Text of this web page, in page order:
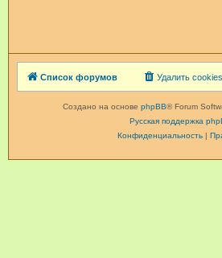
Список форумов Удалить cookies
Создано на основе phpBB® Forum
Русская поддержка
Конфиденциальность|